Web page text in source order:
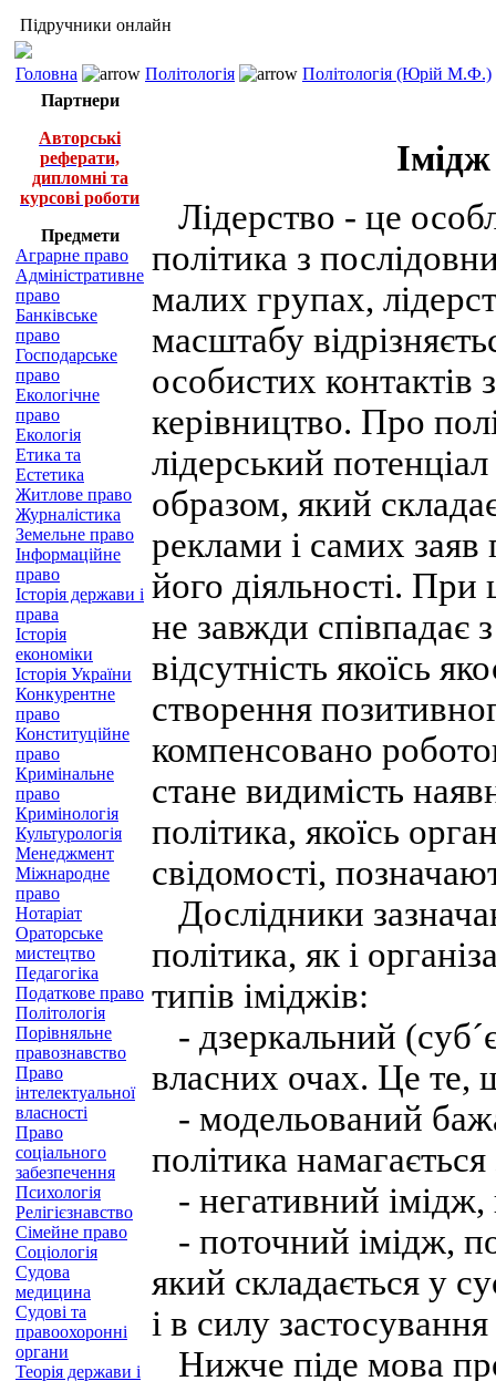
Підручники онлайн
Головна Політологія
Політологія (Юрій М.Ф.)
Партнери
Авторські
реферати,
дипломні та
курсові роботи
Предмети
Аграрне право
Адміністративне
право
Банківське
право
Господарське
право
Екологічне
право
Екологія
Етика та
Естетика
Житлове право
Журналістика
Земельне право
Інформаційне
право
Історія держави і
права
Історія
економіки
Історія України
Конкурентне
право
Конституційне
право
Кримінальне
право
Кримінологія
Культурологія
Менеджмент
Міжнародне
право
Нотаріат
Ораторське
мистецтво
Педагогіка
Податкове право
Політологія
Порівняльне
правознавство
Право
інтелектуальної
власності
Право
соціального
забезпечення
Психологія
Релігієзнавство
Сімейне право
Соціологія
Судова
медицина
Судові та
правоохоронні
органи
Теорія держави і
Лідерство - це
політика з
малих групах,
масштабу
особистих контактів
керівництво. Про
лідерський
образом, який
реклами і самих заяв
його діяльності. При
не завжди співпадає
відсутність якоїсь
створення
компенсовано
стане видимість
політика, якоїсь
свідомості,
Дослідники
політика, як і
типів іміджів:
- дзеркальний
власних очах. Це те,
- модельований
політика
- негативний
- поточний імідж,
який складається у
і в силу
Нижче піде мова